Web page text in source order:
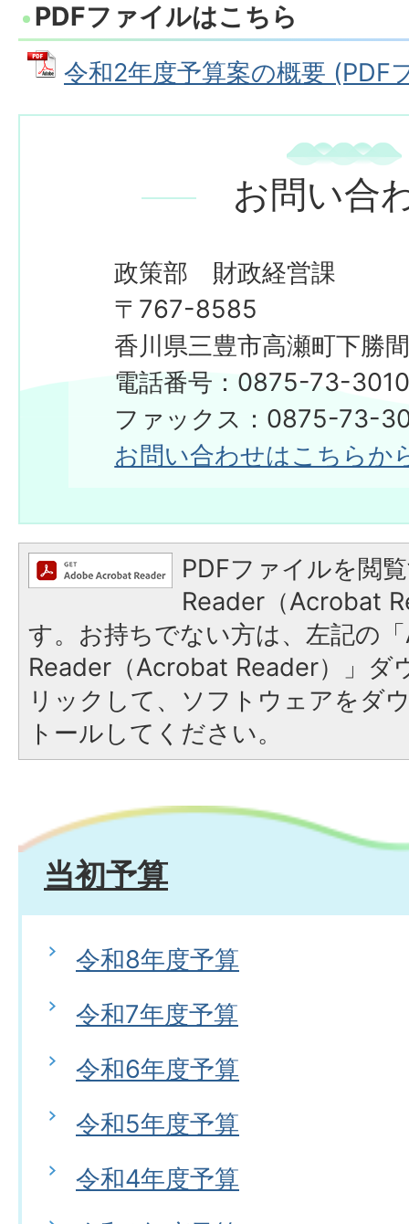
PDFファイルはこちら
令和2年度予算案の概要 (PDF
お問い合
政策部 財政経営課
〒767-8585
香川県三豊市高瀬町下勝
電話番号：0875-73-
ファックス：0875-73-
お問い合わせはこちらか
PDFファイルを閲
Reader（Acrobat
す。お持ちでない方は、左記の
Reader（Acrobat Reader）」ダ
リックして、ソフトウェアをダ
トールしてください。
当初予算
令和8年度予算
令和7年度予算
令和6年度予算
令和5年度予算
令和4年度予算